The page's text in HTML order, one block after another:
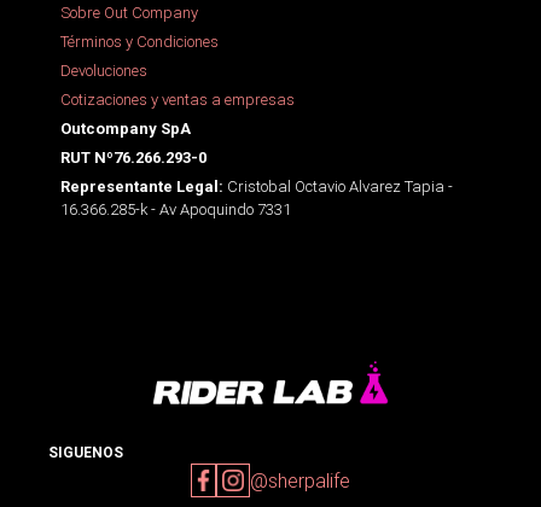
Sobre Out Company
Términos y Condiciones
Devoluciones
Cotizaciones y ventas a empresas
Outcompany SpA
RUT Nº76.266.293-0
Representante Legal: Cristobal Octavio Alvarez Tapia -
16.366.285-k - Av Apoquindo 7331
SIGUENOS
@sherpalife